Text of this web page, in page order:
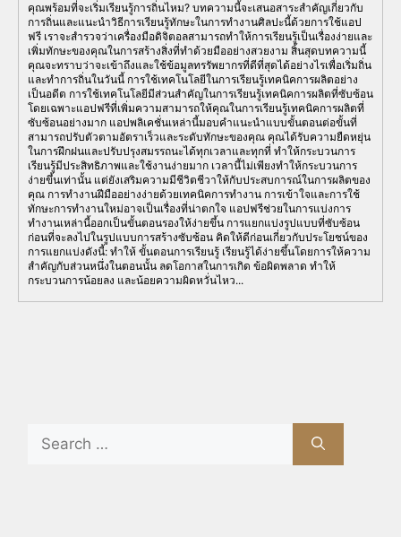
คุณพร้อมที่จะเริ่มเรียนรู้การถิ่นไหม? บทความนี้จะเสนอสาระสำคัญเกี่ยวกับ
การถิ่นและแนะนำวิธีการเรียนรู้ทักษะในการทำงานศิลปะนี้ด้วยการใช้แอป
ฟรี เราจะสำรวจว่าเครื่องมือดิจิตอลสามารถทำให้การเรียนรู้เป็นเรื่องง่ายและ
เพิ่มทักษะของคุณในการสร้างสิ่งที่ทำด้วยมืออย่างสวยงาม สิ้นสุดบทความนี้
คุณจะทราบว่าจะเข้าถึงและใช้ข้อมูลทรรัพยากรที่ดีที่สุดได้อย่างไรเพื่อเริ่มถิ่น
และทำการถิ่นในวันนี้ การใช้เทคโนโลยีในการเรียนรู้เทคนิคการผลิตอย่าง
เป็นอดีต การใช้เทคโนโลยีมีส่วนสำคัญในการเรียนรู้เทคนิคการผลิตที่ซับซ้อน
โดยเฉพาะแอปฟรีที่เพิ่มความสามารถให้คุณในการเรียนรู้เทคนิคการผลิตที่
ซับซ้อนอย่างมาก แอปพลิเคชั่นเหล่านี้มอบคำแนะนำแบบขั้นตอนต่อขั้นที่
สามารถปรับตัวตามอัตราเร็วและระดับทักษะของคุณ คุณได้รับความยืดหยุ่น
ในการฝึกฝนและปรับปรุงสมรรถนะได้ทุกเวลาและทุกที่ ทำให้กระบวนการ
เรียนรู้มีประสิทธิภาพและใช้งานง่ายมาก เวลานี้ไม่เพียงทำให้กระบวนการ
ง่ายขึ้นเท่านั้น แต่ยังเสริมความมีชีวิตชีวาให้กับประสบการณ์ในการผลิตของ
คุณ การทำงานฝีมืออย่างง่ายด้วยเทคนิคการทำงาน การเข้าใจและการใช้
ทักษะการทำงานใหม่อาจเป็นเรื่องที่น่าตกใจ แอปฟรีช่วยในการแบ่งการ
ทำงานเหล่านี้ออกเป็นขั้นตอนรองให้ง่ายขึ้น การแยกแบ่งรูปแบบที่ซับซ้อน
ก่อนที่จะลงไปในรูปแบบการสร้างซับซ้อน คิดให้ดีก่อนเกี่ยวกับประโยชน์ของ
การแยกแบ่งดังนี้: ทำให้ ขั้นตอนการเรียนรู้ เรียนรู้ได้ง่ายขึ้นโดยการให้ความ
สำคัญกับส่วนหนึ่งในตอนนั้น ลดโอกาสในการเกิด ข้อผิดพลาด ทำให้
กระบวนการน้อยลง และน้อยความผิดหวั่นไหว...
Search
for: